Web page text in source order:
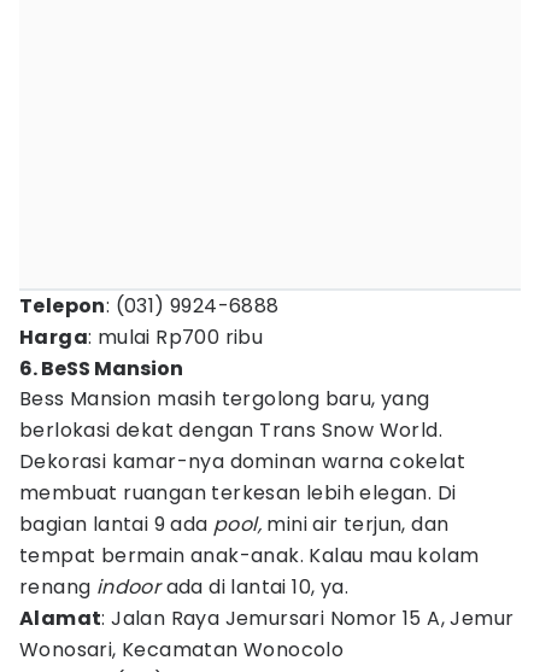
Telepon: (031) 9924-6888
Harga: mulai Rp700 ribu
6. BeSS Mansion
Bess Mansion masih tergolong baru, yang
berlokasi dekat dengan Trans Snow World.
Dekorasi kamar-nya dominan warna cokelat
membuat ruangan terkesan lebih elegan. Di
bagian lantai 9 ada pool, mini air terjun, dan
tempat bermain anak-anak. Kalau mau kolam
renang indoorada di lantai 10, ya.
Alamat: Jalan Raya Jemursari Nomor 15 A, Jemur
Wonosari, Kecamatan Wonocolo